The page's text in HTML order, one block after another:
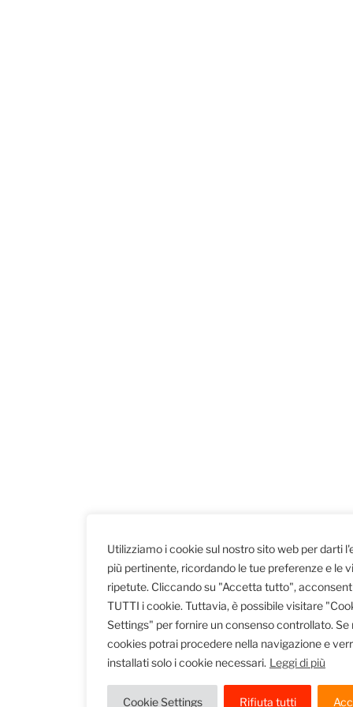
Utilizziamo i cookie sul nostro sito web per darti
più pertinente, ricordando le tue preferenze e le
ripetute. Cliccando su "Accetta tutto",
TUTTI i cookie. Tuttavia, è possibile visitare
Settings" per fornire un consenso controllato.
cookies potrai procedere nella navigazione e
installati solo i cookie necessari. Leggi di più
Cookie Settings Rifiuta tutti